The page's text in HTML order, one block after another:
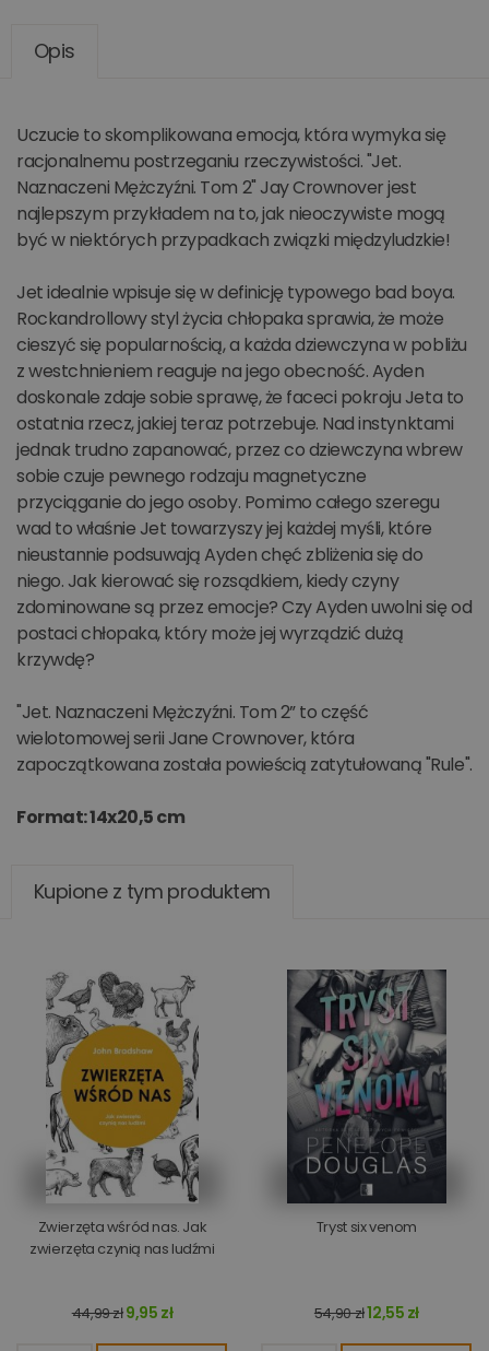
Opis
Uczucie to skomplikowana emocja, która wymyka się
racjonalnemu postrzeganiu rzeczywistości. "Jet.
Naznaczeni Mężczyźni. Tom 2" Jay Crownover jest
najlepszym przykładem na to, jak nieoczywiste mogą
być w niektórych przypadkach związki międzyludzkie!
Jet idealnie wpisuje się w definicję typowego bad boya.
Rockandrollowy styl życia chłopaka sprawia, że może
cieszyć się popularnością, a każda dziewczyna w pobliżu
z westchnieniem reaguje na jego obecność. Ayden
doskonale zdaje sobie sprawę, że faceci pokroju Jeta to
ostatnia rzecz, jakiej teraz potrzebuje. Nad instynktami
jednak trudno zapanować, przez co dziewczyna wbrew
sobie czuje pewnego rodzaju magnetyczne
przyciąganie do jego osoby. Pomimo całego szeregu
wad to właśnie Jet towarzyszy jej każdej myśli, które
nieustannie podsuwają Ayden chęć zbliżenia się do
niego. Jak kierować się rozsądkiem, kiedy czyny
zdominowane są przez emocje? Czy Ayden uwolni się od
postaci chłopaka, który może jej wyrządzić dużą
krzywdę?
"Jet. Naznaczeni Mężczyźni. Tom 2” to część
wielotomowej serii Jane Crownover, która
zapoczątkowana została powieścią zatytułowaną "Rule".
Format: 14x20,5 cm
Kupione z tym produktem
Zwierzęta wśród nas. Jak
zwierzęta czynią nas ludźmi
44,99 zł9,95 zł
Tryst six venom
54,90 zł12,55 zł